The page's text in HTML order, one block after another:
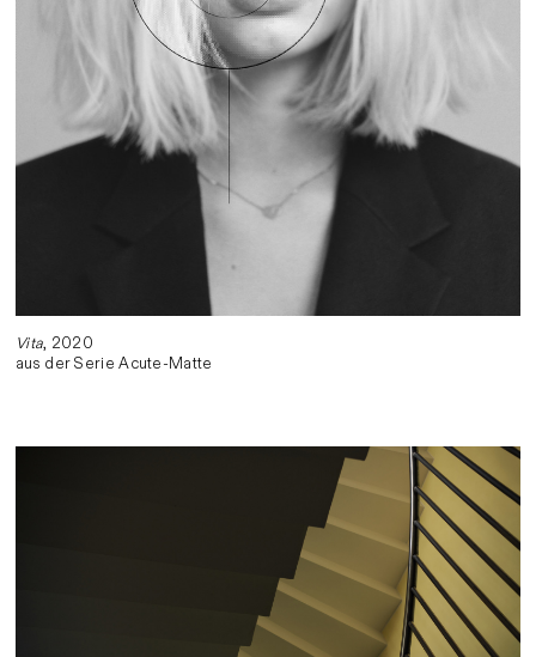
Vita, 2020
aus der Serie Acute-Matte